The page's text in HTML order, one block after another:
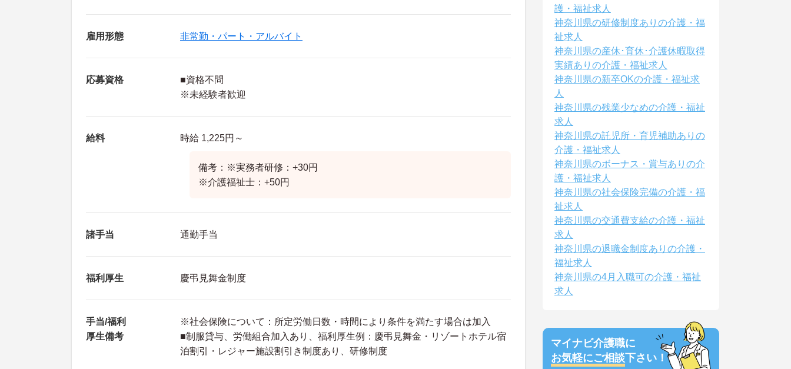
雇用形態 非常勤・パート・アルバイト
応募資格
■資格不問
※未経験者歓迎
給料 時給 1,225円～
備考：※実務者研修：+30円
※介護福祉士：+50円
諸手当 通勤手当
福利厚生 慶弔見舞金制度
手当/福利
厚生備考
※社会保険について：所定労働日数・時間により条件を満たす場合は加入
■制服貸与、労働組合加入あり、福利厚生例：慶弔見舞金・リゾートホテル宿
泊割引・レジャー施設割引き制度あり、研修制度
護・福祉求人
神奈川県の研修制度ありの介護・福
祉求人
神奈川県の産休･育休･介護休暇取得
実績ありの介護・福祉求人
神奈川県の新卒OKの介護・福祉求
人
神奈川県の残業少なめの介護・福祉
求人
神奈川県の託児所・育児補助ありの
介護・福祉求人
神奈川県のボーナス・賞与ありの介
護・福祉求人
神奈川県の社会保険完備の介護・福
祉求人
神奈川県の交通費支給の介護・福祉
求人
神奈川県の退職金制度ありの介護・
福祉求人
神奈川県の4月入職可の介護・福祉
求人
マイナビ介護職に
お気軽にご相談下さい！